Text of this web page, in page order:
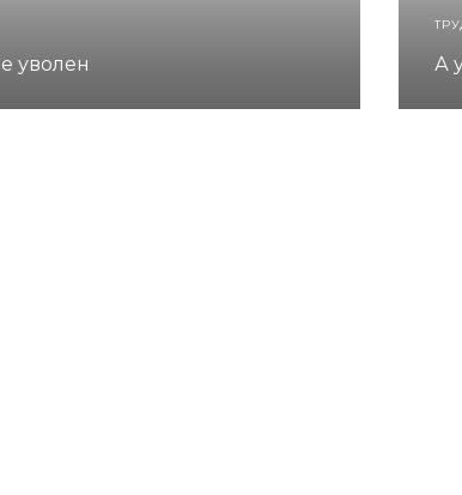
уволен А